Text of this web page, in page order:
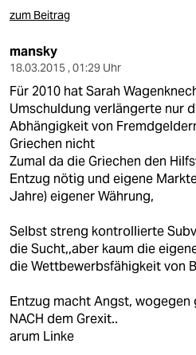
zum Beitrag
mansky
18.03.2015 , 01:29 Uhr
Für 2010 hat Sarah
Umschuldung verlängerte nur
Abhängigkeit von
Griechen nicht
Zumal da die Griechen den
Entzug nötig und eigene
Jahre) eigener Währung,
Selbst streng kontrollierte
die Sucht,,aber kaum die
die Wettbewerbsfähigkeit von
Entzug macht Angst,
NACH dem Grexit..
arum Linke